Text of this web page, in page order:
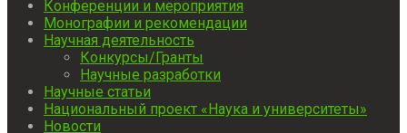
Конференции и мероприятия
Монографии и рекомендации
Научная деятельность
Конкурсы/Гранты
Научные разработки
Научные статьи
Национальный проект «Наука и университеты»
Новости